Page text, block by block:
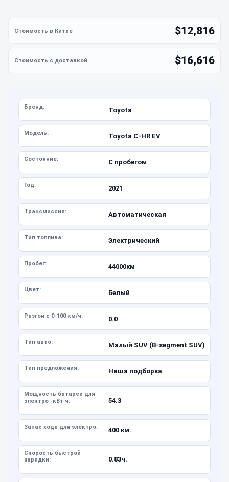
$12,816
$16,616
Бренд: Toyota
Модель: Toyota C-HR EV
Состояние: С пробегом
Год: 2021
Трансмиссия: Автоматическая
Тип топлива: Электрический
Пробег: 44000км
Цвет: Белый
Разгон с 0-100 км/ч: 0.0
Тип авто: Малый SUV (B-segment SUV)
Тип предложения: Наша подборка
Мощность батареи для
электро -кВт·ч:
54.3
Запас хода для электро: 400 км.
Скорость быстрой
зарядки:
0.83ч.